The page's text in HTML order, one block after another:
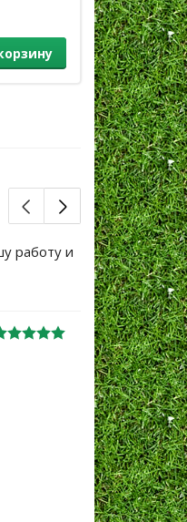
Однолетники
5,00 руб.
работу и
Большое
уже не
Жанна
06.10.2024